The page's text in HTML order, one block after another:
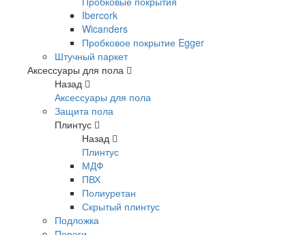
Ibercork
Wicanders
Пробковое покрытие Egger
Штучный паркет
Аксессуары для пола
Назад
Аксессуары для пола
Защита пола
Плинтус
Назад
Плинтус
МДФ
ПВХ
Полиуретан
Скрытый плинтус
Подложка